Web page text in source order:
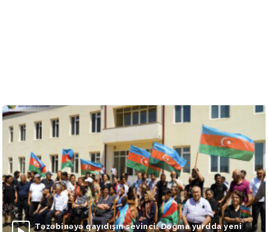
Təzəbinəyə qayıdışın sevinci: Doğma yurdda yeni